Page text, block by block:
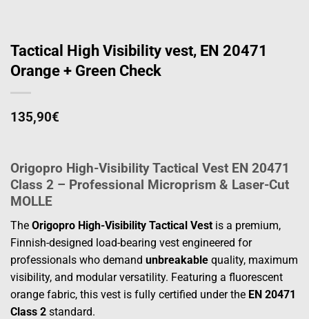
Tactical High Visibility vest, EN 20471
Orange + Green Check
135,90€
Origopro High-Visibility Tactical Vest EN 20471
Class 2 – Professional Microprism & Laser-Cut
MOLLE
The Origopro High-Visibility Tactical Vest is a premium,
Finnish-designed load-bearing vest engineered for
professionals who demand unbreakable quality, maximum
visibility, and modular versatility. Featuring a fluorescent
orange fabric, this vest is fully certified under the EN 20471
Class 2 standard.